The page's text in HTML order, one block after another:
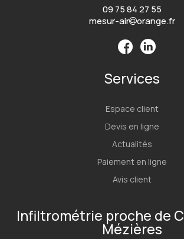
09 75 84 27 55
mesur-air
orange.fr
Services
Espace client
Devis en ligne
Actualités
Paiement en ligne
Avis client
Infiltrométrie proche de
Mézières